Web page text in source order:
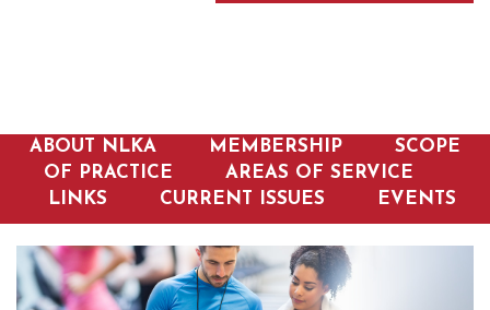
ABOUT NLKA
MEMBERSHIP
SCOPE
OF PRACTICE
AREAS OF SERVICE
LINKS
CURRENT ISSUES EVENTS